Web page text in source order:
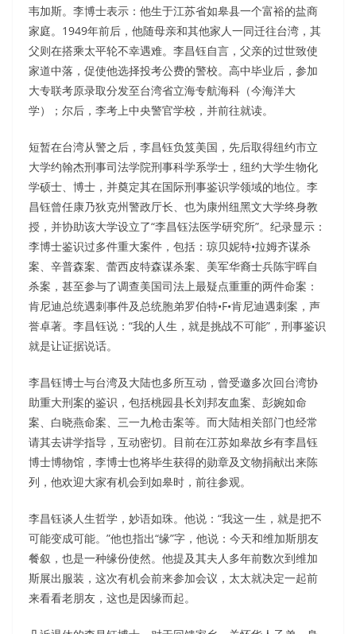
韦加斯。李博士表示：他生于江苏省如皋县一个富裕的盐商
家庭。1949年前后，他随母亲和其他家人一同迁往台湾，其
父则在搭乘太平轮不幸遇难。李昌钰自言，父亲的过世致使
家道中落，促使他选择投考公费的警校。高中毕业后，参加
大专联考原录取分发至台湾省立海专航海科（今海洋大
学）；尔后，李考上中央警官学校，并前往就读。
短暂在台湾从警之后，李昌钰负笈美国，先后取得纽约市立
大学约翰杰刑事司法学院刑事科学系学士，纽约大学生物化
学硕士、博士，并奠定其在国际刑事鉴识学领域的地位。李
昌钰曾任康乃狄克州警政厅长、也为康州纽黑文大学终身教
授，并协助该大学设立了“李昌钰法医学研究所”。纪录显示：
李博士鉴识过多件重大案件，包括：琼贝妮特•拉姆齐谋杀
案、辛普森案、蕾西皮特森谋杀案、美军华裔士兵陈宇晖自
杀案，甚至参与了调查美国司法上最疑点重重的两件命案：
肯尼迪总统遇刺事件及总统胞弟罗伯特•F•肯尼迪遇刺案，声
誉卓著。李昌钰说：“我的人生，就是挑战不可能”，刑事鉴识
就是让证据说话。
李昌钰博士与台湾及大陆也多所互动，曾受邀多次回台湾协
助重大刑案的鉴识，包括桃园县长刘邦友血案、彭婉如命
案、白晓燕命案、三一九枪击案等。而大陆相关部门也经常
请其去讲学指导，互动密切。目前在江苏如皋故乡有李昌钰
博士博物馆，李博士也将毕生获得的勋章及文物捐献出来陈
列，他欢迎大家有机会到如皋时，前往参观。
李昌钰谈人生哲学，妙语如珠。他说：“我这一生，就是把不
可能变成可能。”他也指出“缘”字，他说：今天和维加斯朋友
餐叙，也是一种缘份使然。他提及其夫人多年前数次到维加
斯展出服装，这次有机会前来参加会议，太太就决定一起前
来看看老朋友，这也是因缘而起。